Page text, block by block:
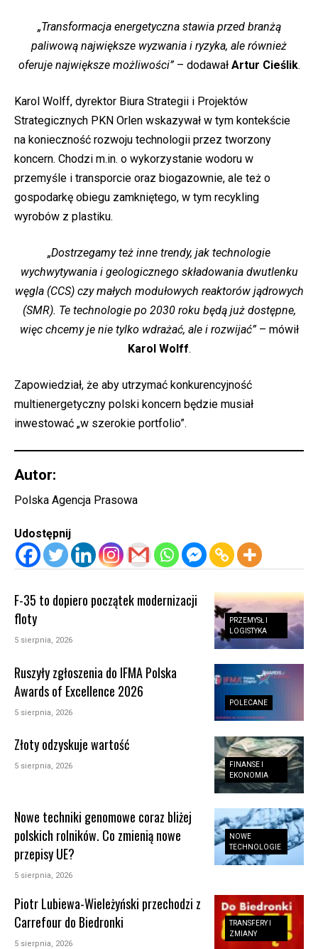
„Transformacja energetyczna stawia przed branżą
paliwową największe wyzwania i ryzyka, ale również
oferuje największe możliwości”– dodawał Artur Cieślik.
Karol Wolff, dyrektor Biura Strategii i Projektów
Strategicznych PKN Orlen wskazywał w tym kontekście
na konieczność rozwoju technologii przez tworzony
koncern. Chodzi m.in. o wykorzystanie wodoru w
przemyśle i transporcie oraz biogazownie, ale też o
gospodarkę obiegu zamkniętego, w tym recykling
wyrobów z plastiku.
„Dostrzegamy też inne trendy, jak technologie
wychwytywania i geologicznego składowania dwutlenku
węgla (CCS) czy małych modułowych reaktorów jądrowych
(SMR). Te technologie po 2030 roku będą już dostępne,
więc chcemy je nie tylko wdrażać, ale i rozwijać”– mówił
Karol Wolff.
Zapowiedział, że aby utrzymać konkurencyjność
multienergetyczny polski koncern będzie musiał
inwestować „w szerokie portfolio”.
Autor:
Polska Agencja Prasowa
Udostępnij
PRZEMYSŁ I
LOGISTYKA
F-35 to dopiero początek modernizacji
floty
5 sierpnia, 2026
POLECANE
Ruszyły zgłoszenia do IFMA Polska
Awards of Excellence 2026
5 sierpnia, 2026
FINANSE I
EKONOMIA
Złoty odzyskuje wartość
5 sierpnia, 2026
NOWE
TECHNOLOGIE
Nowe techniki genomowe coraz bliżej
polskich rolników. Co zmienią nowe
przepisy UE?
5 sierpnia, 2026
TRANSFERY I
ZMIANY
Piotr Lubiewa-Wieleżyński przechodzi z
Carrefour do Biedronki
5 sierpnia, 2026